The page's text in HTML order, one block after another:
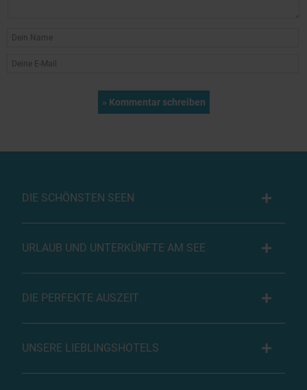
DIE SCHÖNSTEN SEEN
URLAUB UND UNTERKÜNFTE AM SEE
DIE PERFEKTE AUSZEIT
UNSERE LIEBLINGSHOTELS